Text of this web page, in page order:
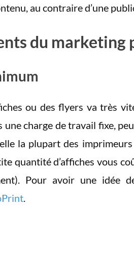
au contraire d’une
du marketing
ou des flyers va très
charge de travail fixe,
la plupart des
quantité d’affiches vous
Pour avoir une idée